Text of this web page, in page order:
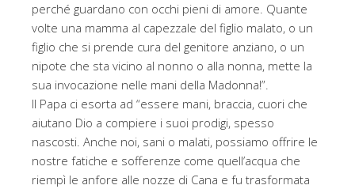
perché guardano con occhi pieni di amore. Quante
volte una mamma al capezzale del figlio malato, o un
figlio che si prende cura del genitore anziano, o un
nipote che sta vicino al nonno o alla nonna, mette la
sua invocazione nelle mani della Madonna!”.
Il Papa ci esorta ad “essere mani, braccia, cuori che
aiutano Dio a compiere i suoi prodigi, spesso
nascosti. Anche noi, sani o malati, possiamo offrire le
nostre fatiche e sofferenze come quell’acqua che
riempì le anfore alle nozze di Cana e fu trasformata